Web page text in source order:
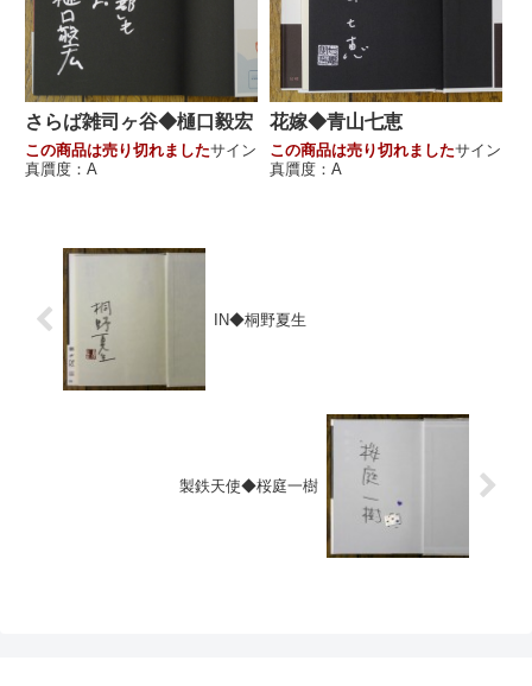
さらば雑司ヶ谷◆樋口毅宏
この商品は売り切れましたサイン
真贋度：A
花嫁◆青山七恵
この商品は売り切れましたサイン
真贋度：A
IN◆桐野夏生
製鉄天使◆桜庭一樹